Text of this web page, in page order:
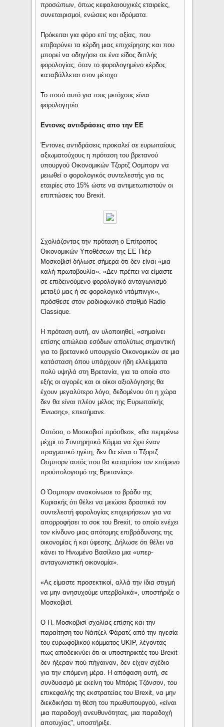
προσώπων, όπως κεφαλαιουχικές εταιρείες,
συνεταιρισμοί, ενώσεις και ιδρύματα.
Πρόκειται για φόρο επί της αξίας, που
επιβαρύνει τα κέρδη μιας επιχείρησης και που
μπορεί να οδηγήσει σε ένα είδος διπλής
φορολογίας, όταν το φορολογημένο κέρδος
καταβάλλεται στον μέτοχο.
Το ποσό αυτό για τους μετόχους είναι
φορολογητέο.
Εντονες αντιδράσεις απο την ΕΕ
Έντονες αντιδράσεις προκαλεί σε ευρωπαίους
αξιωματούχους η πρόταση του βρετανού
υπουργού Οικονομικών Τζορτζ Οσμπορν να
μειωθεί ο φορολογικός συντελεστής για τις
εταιρίες στο 15% ώστε να αντιμετωπιστούν οι
επιπτώσεις του Brexit.
Σχολιάζοντας την πρόταση ο Επίτροπος
Οικονομικών Υποθέσεων της ΕΕ Πιέρ
Μοσκοβισί δήλωσε σήμερα ότι δεν είναι «μια
καλή πρωτοβουλία». «Δεν πρέπει να είμαστε
σε επιδεινούμενο φορολογικό ανταγωνισμό
μεταξύ μας ή σε φορολογικό ντάμπινγκ»,
πρόσθεσε στον ραδιοφωνικό σταθμό Radio
Classique.
Η πρόταση αυτή, αν υλοποιηθεί, «σημαίνει
επίσης απώλεια εσόδων απολύτως σημαντική
για το βρετανικό υπουργείο Οικονομικών σε μια
κατάσταση όπου υπάρχουν ήδη ελλείμματα
πολύ υψηλά στη Βρετανία, για τα οποία στο
εξής οι αγορές και οι οίκοι αξιολόγησης θα
έχουν μεγαλύτερο λόγο, δεδομένου ότι η χώρα
δεν θα είναι πλέον μέλος της Ευρωπαϊκής
Ένωσης», επεσήμανε.
Ωστόσο, ο Μοσκοβισί πρόσθεσε, «θα περιμένω
μέχρι το Συντηρητικό Κόμμα να έχει έναν
πραγματικό ηγέτη, δεν θα είναι ο Τζορτζ
Οσμπορν αυτός που θα καταρτίσει τον επόμενο
προϋπολογισμό της Βρετανίας».
Ο Όσμπορν ανακοίνωσε το βράδυ της
Κυριακής ότι θέλει να μειώσει δραστικά τον
συντελεστή φορολογίας επιχειρήσεων για να
απορροφήσει το σοκ του Brexit, το οποίο ενέχει
τον κίνδυνο μιας απότομης επιβράδυνσης της
οικονομίας ή και ύφεσης. Δήλωσε ότι θέλει να
κάνει το Ηνωμένο Βασίλειο μια «υπερ-
ανταγωνιστική οικονομία».
«Ας είμαστε προσεκτικοί, αλλά την ίδια στιγμή
να μην ανησυχούμε υπερβολικά», υποστήριξε ο
Μοσκοβισί.
Ο Π. Μοσκοβισί σχολίας επίσης και την
παραίτηση του Νάιτζελ Φάρατζ από την ηγεσία
του ευρωφοβικού κόμματος UKIP, λέγοντας
πως αποδεικνύει ότι οι υποστηρικτές του Brexit
δεν ήξεραν πού πήγαιναν, δεν είχαν σχέδιο
για την επόμενη μέρα. Η απόφαση αυτή, σε
συνδυασμό με εκείνη του Μπόρις Τζόνσον, του
επικεφαλής της εκστρατείας του Brexit, να μην
διεκδικήσει τη θέση του πρωθυπουργού, «είναι
μια παραδοχή ανευθυνότητας, μια παραδοχή
αποτυχίας", υποστήριξε.